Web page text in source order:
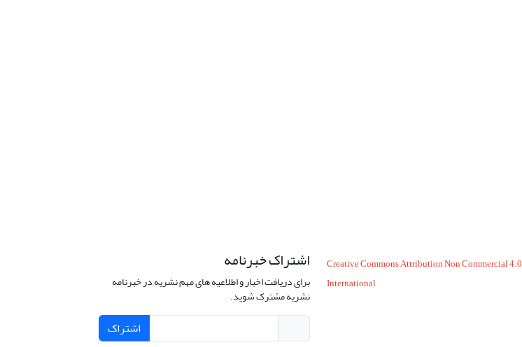
Creative Commons Attribution Non Commercial 4.0
International
اشتراک خبرنامه
برای دریافت اخبار و اطلاعیه های مهم نشریه در خبرنامه
نشریه مشترک شوید.
اشتراک